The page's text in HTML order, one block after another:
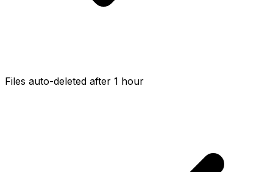
Files auto-deleted after 1 hour